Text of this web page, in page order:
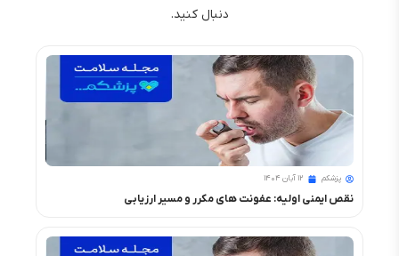
دنبال کنید.
پزشکم ۱۲ آبان ۱۴۰۴
نقص ایمنی اولیه: عفونت های مکرر و مسیر ارزیابی